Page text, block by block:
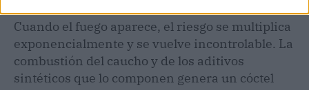
Cuando el fuego aparece, el riesgo se multiplica
exponencialmente y se vuelve incontrolable. La
combustión del caucho y de los aditivos
sintéticos que lo componen genera un cóctel